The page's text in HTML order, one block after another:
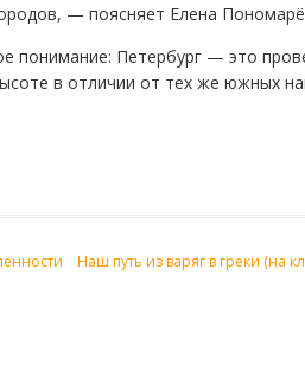
— поясняет Елена
понимание: Петербург — это
в отличии от тех же южных
Наш путь из варяг в греки (на